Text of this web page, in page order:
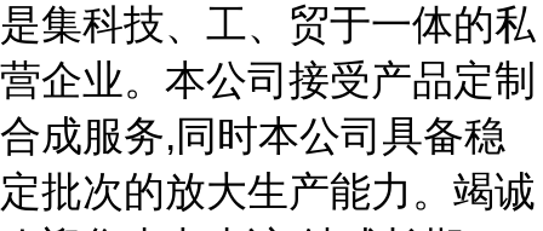
是集科技、工、贸于一体的私
营企业。本公司接受产品定制
合成服务,同时本公司具备稳
定批次的放大生产能力。竭诚